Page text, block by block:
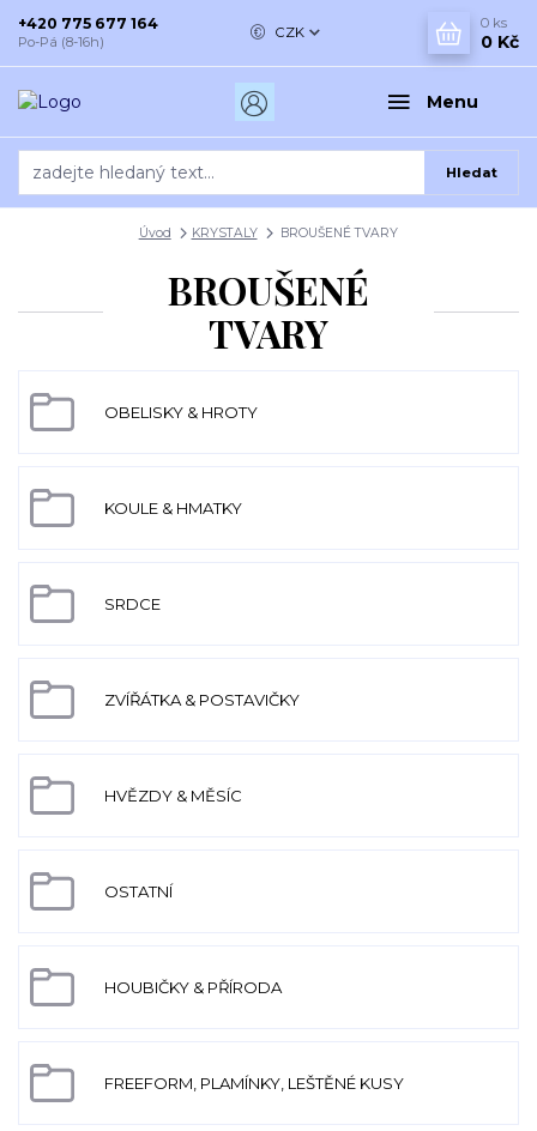
Menu
CZK
Hledat
+420 775 677 164
Po-Pá (8-16h)
0 ks
0 Kč
Úvod KRYSTALY BROUŠENÉ TVARY
BROUŠENÉ
TVARY
OBELISKY & HROTY
KOULE & HMATKY
SRDCE
ZVÍŘÁTKA & POSTAVIČKY
HVĚZDY & MĚSÍC
OSTATNÍ
HOUBIČKY & PŘÍRODA
FREEFORM, PLAMÍNKY, LEŠTĚNÉ KUSY